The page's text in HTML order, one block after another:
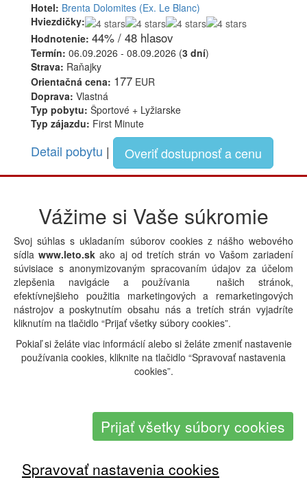
Hotel: Brenta Dolomites (Ex. Le Blanc)
Hviezdičky:
Hodnotenie: 44% / 48 hlasov
Termín: 06.09.2026 - 08.09.2026 (3 dní)
Strava: Raňajky
Orientačná cena: 177 EUR
Doprava: Vlastná
Typ pobytu: Športové + Lyžiarske
Typ zájazdu: First Minute
Detail pobytu | Overiť dostupnosť a cenu
Taliansko
06.09.2026 - 08.09.2026 ( 3 dní)
Orientačná cena:
EUR
Doprava:Vlastná
Vážime si Vaše súkromie
Svoj súhlas s ukladaním súborov cookies z nášho webového
sídlawww.leto.sk ako aj od tretích strán vo Vašom zariadení
súvisiace s anonymizovaným spracovaním údajov za účelom
zlepšenia navigácie a používania našich stránok,
efektívnejšieho použitia marketingových a remarketingových
nástrojov a poskytnutím obsahu nás a tretích strán vyjadríte
kliknutím na tlačidlo “Prijať všetky súbory cookies”.
Pokiaľ si želáte viac informácií alebo si želáte zmeniť nastavenie
používania cookies, kliknite na tlačidlo “Spravovať nastavenia
cookies”.
Prijať všetky súbory cookies
Spravovať nastavenia cookies